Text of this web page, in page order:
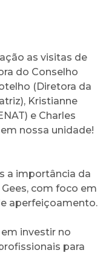
as visitas de
do Conselho
(Diretora da
Kristianne
e ⁠Charles
nossa unidade!
a importância da
com foco em
aperfeiçoamento.
investir no
para